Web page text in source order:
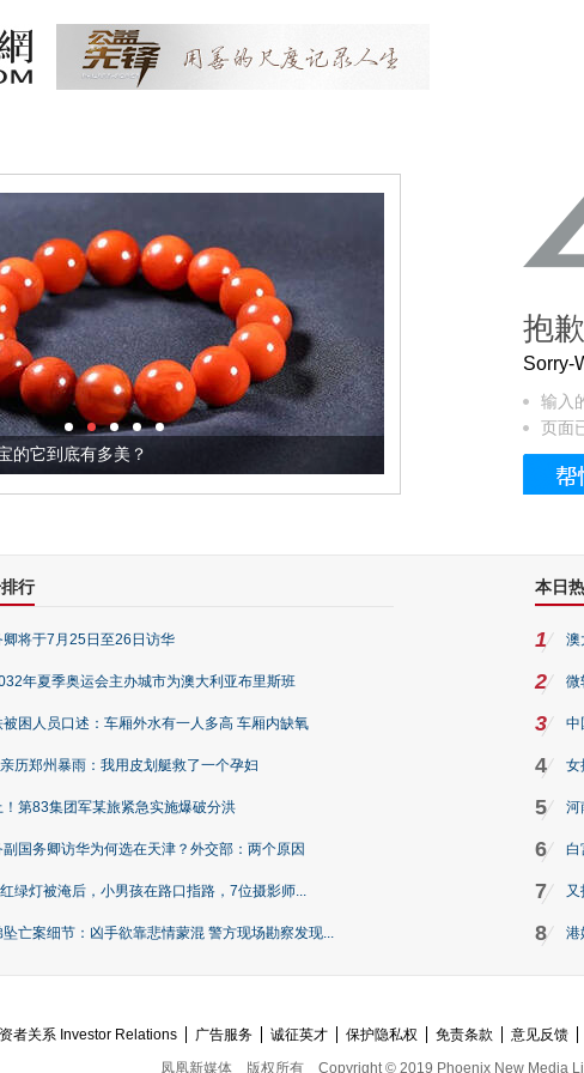
的它到底有多美？ 这个3.2米的长卷，还原
抱
Sorry-
输入
页面
行
卿将于7月25日至26日访华
年夏季奥运会主办城市为澳大利亚布里斯班
困人员口述：车厢外水有一人多高 车厢内缺氧
历郑州暴雨：我用皮划艇救了一个孕妇
！第83集团军某旅紧急实施爆破分洪
国务卿访华为何选在天津？外交部：两个原因
绿灯被淹后，小男孩在路口指路，7位摄影师...
亡案细节：凶手欲靠悲情蒙混 警方现场勘察发现...
本日
1 澳
2 微
3 中
4 女
5 河
6 白
7 又
8 港
者关系 Investor Relations 广告服务 诚征英才 保护隐私权 免责条款 意见反馈
凤凰新媒体
版权所有 Copyright © 2019 Phoenix New Media